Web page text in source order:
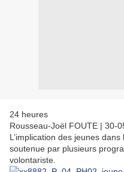
24 heures
Rousseau-Joël FOUTE | 30-
L’implication des jeunes
soutenue par plusieurs
volontariste.